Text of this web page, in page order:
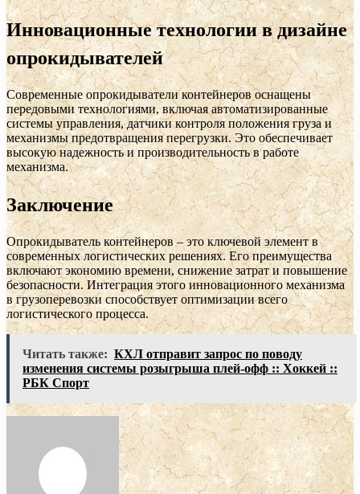
Инновационные технологии в дизайне
опрокидывателей
Современные опрокидыватели контейнеров оснащены
передовыми технологиями, включая автоматизированные
системы управления, датчики контроля положения груза и
механизмы предотвращения перегрузки. Это обеспечивает
высокую надежность и производительность в работе
механизма.
Заключение
Опрокидыватель контейнеров – это ключевой элемент в
современных логистических решениях. Его преимущества
включают экономию времени, снижение затрат и повышение
безопасности. Интеграция этого инновационного механизма
в грузоперевозки способствует оптимизации всего
логистического процесса.
Читать также: КХЛ отправит запрос по поводу
изменения системы розыгрыша плей-офф :: Хоккей ::
РБК Спорт